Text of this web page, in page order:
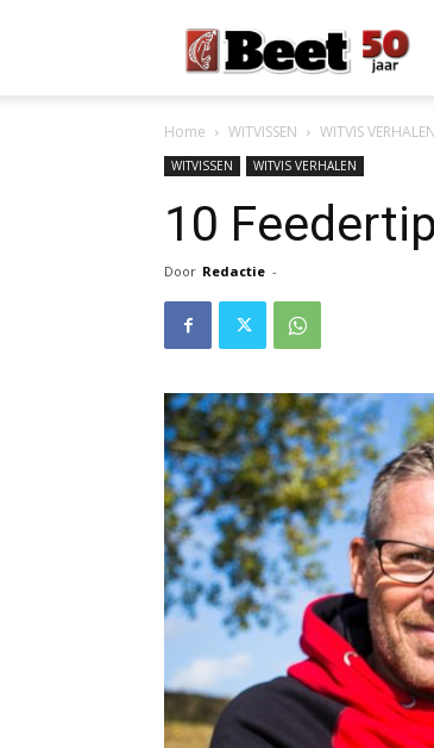
Home WITVISSEN WITVIS VERHALEN
WITVISSEN WITVIS VERHALEN
10
Door Redactie -